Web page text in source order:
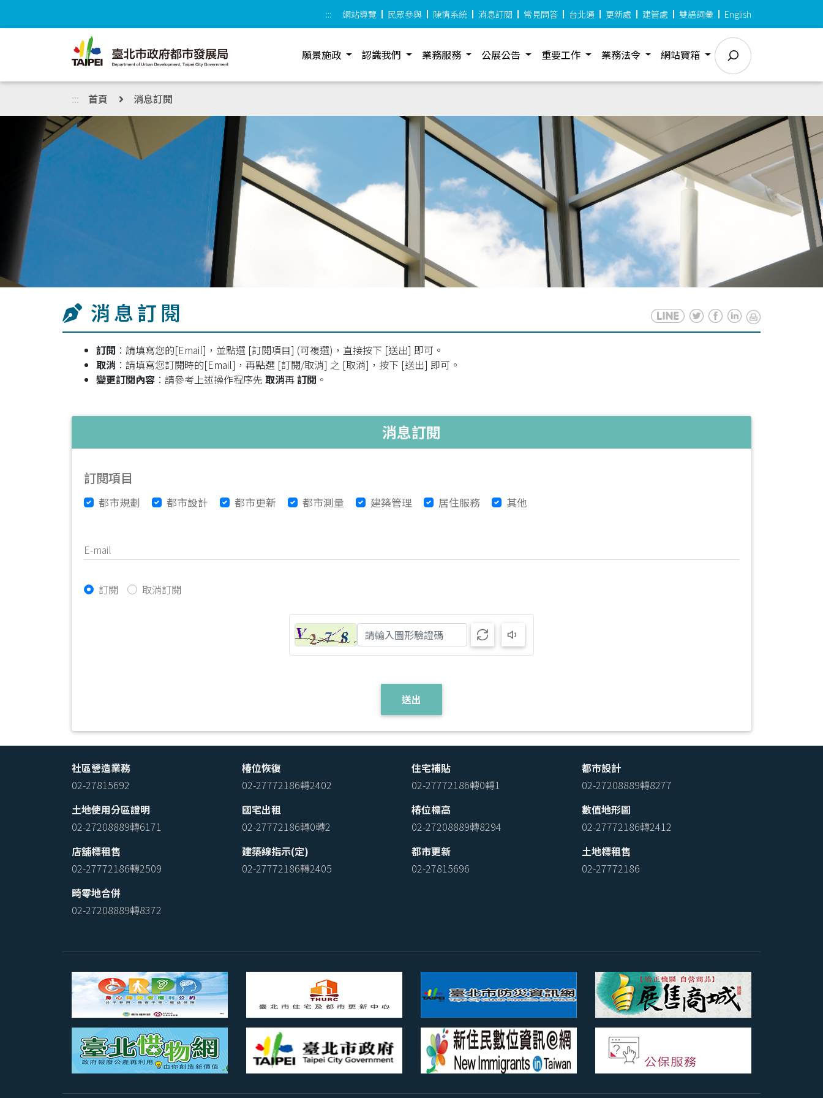
::: 網站導覽 民眾參與 陳情系統 消息訂閱 常見問答 台北通 更新處 建管處 雙語詞彙 English
願景施政 認識我們 業務服務 公展公告 重要工作 業務法令 網站寶箱
::: 首頁 消息訂閱
消息訂閱
訂閱 ：請填寫您的[Email]，並點選 [訂閱項目] (可複選)，直接按下 [送出] 即可。
取消 ：請填寫您訂閱時的[Email]，再點選 [訂閱/取消] 之 [取消]，按下 [送出] 即可。
變更訂閱內容 ：請參考上述操作程序先 取消再訂閱 。
消息訂閱
訂閱項目
都市規劃 都市設計 都市更新 都市測量 建築管理 居住服務 其他
E-mail
訂閱 取消訂閱
送出
社區營造業務
02-27815692
椿位恢復
02-27772186轉2402
住宅補貼
02-27772186轉0轉1
都市設計
02-27208889轉8277
土地使用分區證明
02-27208889轉6171
國宅出租
02-27772186轉0轉2
椿位標高
02-27208889轉8294
數值地形圖
02-27772186轉2412
店舖標租售
02-27772186轉2509
建築線指示(定)
02-27772186轉2405
都市更新
02-27815696
土地標租售
02-27772186
畸零地合併
02-27208889轉8372